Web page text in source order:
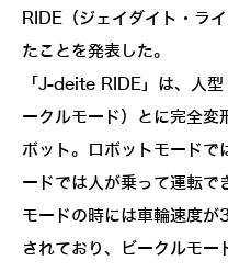
RIDE（ジェイダイト・ラ
たことを発表した。
「J-deite RIDE」は、人
ークルモード）とに完全変
ボット。ロボットモードで
ードでは人が乗って運転で
モードの時には車輪速度
されており、ビークルモ